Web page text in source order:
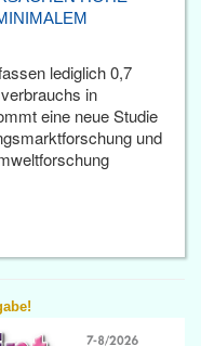
lediglich 0,7
in
eine neue Studie
und